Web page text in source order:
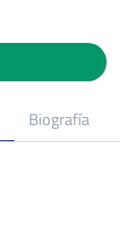
Biografía